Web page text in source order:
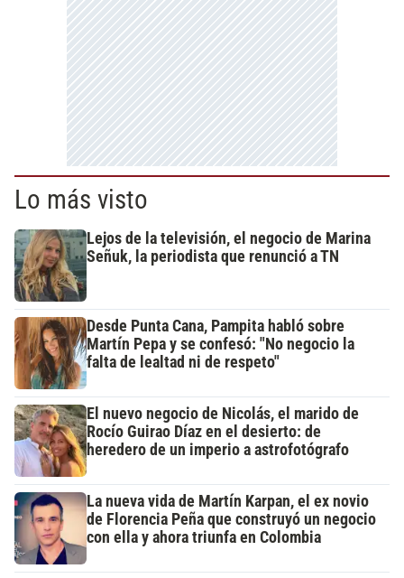
Lo más visto
Lejos de la televisión, el negocio de Marina
Señuk, la periodista que renunció a TN
Desde Punta Cana, Pampita habló sobre
Martín Pepa y se confesó: "No negocio la
falta de lealtad ni de respeto"
El nuevo negocio de Nicolás, el marido de
Rocío Guirao Díaz en el desierto: de
heredero de un imperio a astrofotógrafo
La nueva vida de Martín Karpan, el ex novio
de Florencia Peña que construyó un negocio
con ella y ahora triunfa en Colombia